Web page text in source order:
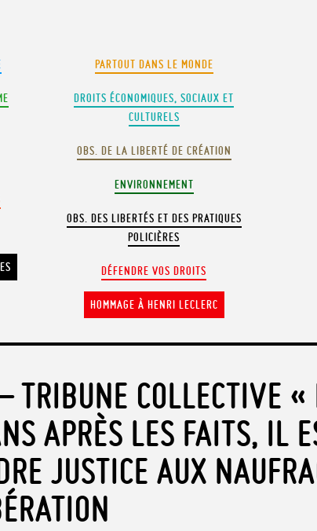
PARTOUT DANS LE MONDE
DROITS ÉCONOMIQUES, SOCIAUX ET
CULTURELS
OBS. DE LA LIBERTÉ DE CRÉATION
ENVIRONNEMENT
OBS. DES LIBERTÉS ET DES PRATIQUES
POLICIÈRES
DÉFENDRE VOS DROITS
HOMMAGE À HENRI LECLERC
COLLECTIVE «
APRÈS LES FAITS, IL
JUSTICE AUX